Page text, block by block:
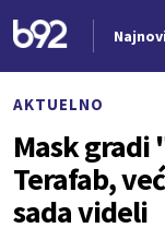
AKTUELNO
Mask gradi
Terafab,
sada videli